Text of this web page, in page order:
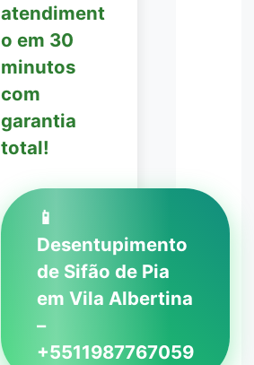
atendiment
o em 30
minutos
com
garantia
total!
📱
Desentupimento
de Sifão de Pia
em Vila Albertina
–
+5511987767059